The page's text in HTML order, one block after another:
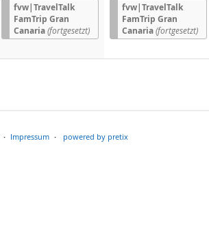
fvw|TravelTalk
FamTrip Gran
Canaria(fortgesetzt)
fvw|TravelTalk
FamTrip Gran
Canaria(fortgesetzt)
Impressum powered by pretix